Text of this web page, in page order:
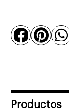
o
terracota
cantidad
  
Productos